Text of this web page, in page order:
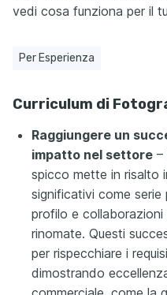
vedi cosa funziona per il
Per Esperienza
Curriculum di
Raggiungere un
impatto nel settore –
spicco mette in risalto
significativi come
profilo e
rinomate. Questi
per rispecchiare i
dimostrando